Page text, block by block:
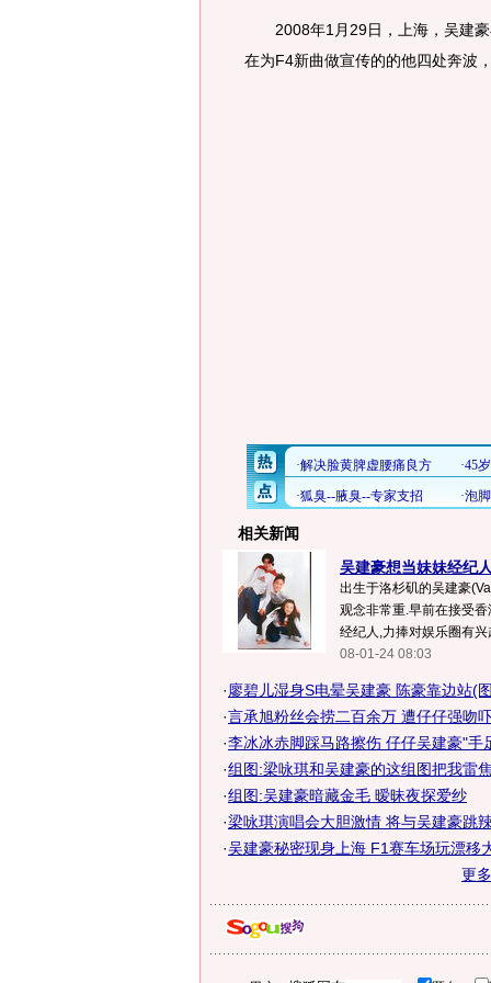
2008年1月29日，上海，吴建豪
在为F4新曲做宣传的的他四处奔波
相关新闻
吴建豪想当妹妹经纪
出生于洛杉矶的吴建豪
观念非常重.早前在接受
经纪人,力捧对娱乐圈有
08-01-24 08:03
·廖碧儿湿身S电晕吴建豪 陈豪靠边站(
·言承旭粉丝会捞二百余万 遭仔仔强吻
·李冰冰赤脚踩马路擦伤 仔仔吴建豪"手
·组图:梁咏琪和吴建豪的这组图把我雷
·组图:吴建豪暗藏金毛 暧昧夜探爱纱
·梁咏琪演唱会大胆激情 将与吴建豪跳
·吴建豪秘密现身上海 F1赛车场玩漂移
更